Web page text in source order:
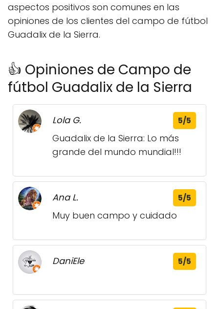
aspectos positivos son comunes en las
opiniones de los clientes del campo de fútbol
Guadalix de la Sierra.
👍 Opiniones de Campo de
fútbol Guadalix de la Sierra
Lola G. 5/5
Guadalix de la Sierra: Lo más
grande del mundo mundial!!!
Ana L. 5/5
Muy buen campo y cuidado
DaniEle 5/5